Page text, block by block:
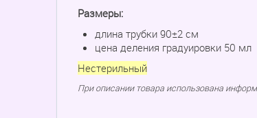
Размеры:
длина трубки 90±2 см
цена деления градуировки 50 мл
Нестерильный
При описании товара использована